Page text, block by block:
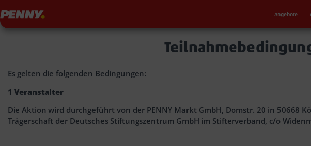
Penny Angebote
Es gelten die folgenden Bedingungen:
1 Veranstalter
Die Aktion wird durchgeführt von der PENNY Markt GmbH, Domstr. 20 in 50668
Trägerschaft der Deutsches Stiftungszentrum GmbH im Stifterverband, c/o